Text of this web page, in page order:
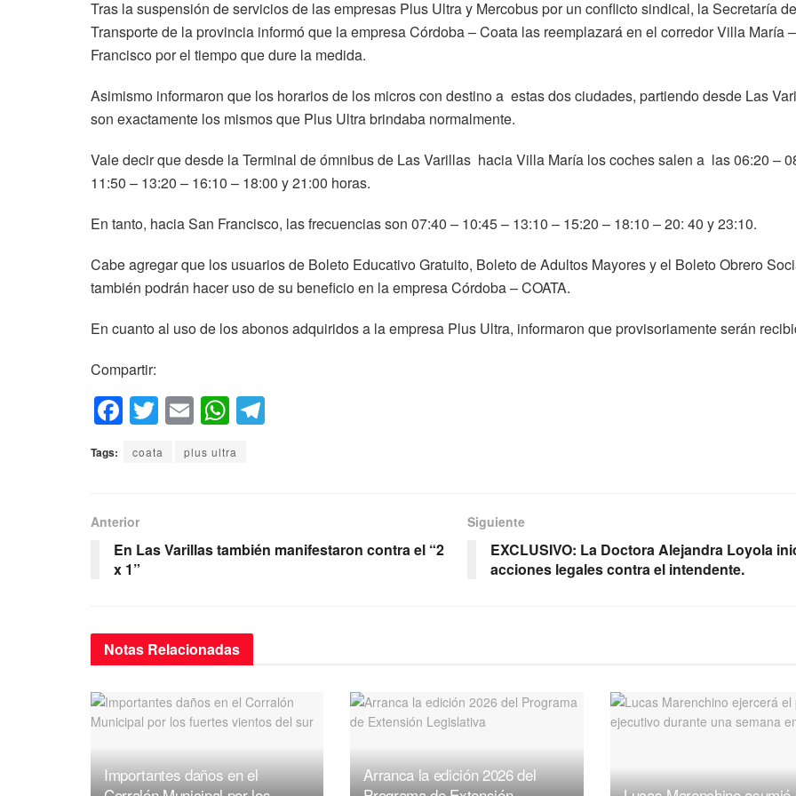
Tras la suspensión de servicios de las empresas Plus Ultra y Mercobus por un conflicto sindical, la Secretaría de
Transporte de la provincia informó que la empresa Córdoba – Coata las reemplazará en el corredor Villa María
Francisco por el tiempo que dure la medida.
Asimismo informaron que los horarios de los micros con destino a estas dos ciudades, partiendo desde Las
son exactamente los mismos que Plus Ultra brindaba normalmente.
Vale decir que desde la Terminal de ómnibus de Las Varillas hacia Villa María los coches salen a las 06:20 –
11:50 – 13:20 – 16:10 – 18:00 y 21:00 horas.
En tanto, hacia San Francisco, las frecuencias son 07:40 – 10:45 – 13:10 – 15:20 – 18:10 – 20: 40 y 23:10.
Cabe agregar que los usuarios de Boleto Educativo Gratuito, Boleto de Adultos Mayores y el Boleto Obrero
también podrán hacer uso de su beneficio en la empresa Córdoba – COATA.
En cuanto al uso de los abonos adquiridos a la empresa Plus Ultra, informaron que provisoriamente serán
Compartir:
F
a
c
b
o
o
T
wi
tt
E
m
ail
W
h
at
p m
Tags: coata plus ultra
Anterior
En Las Varillas también manifestaron contra el “2
x 1”
Siguiente
EXCLUSIVO: La Doctora Alejandra Loyola
acciones legales contra el intendente.
Notas Relacionadas
Importantes daños en el
Arranca la edición 2026 del